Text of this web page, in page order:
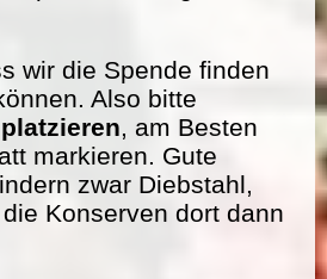
wir die Spende finden
Also bitte
, am Besten
markieren. Gute
zwar Diebstahl,
Konserven dort dann